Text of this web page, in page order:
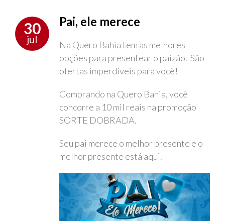
30
jul
Pai, ele merece
Na Quero Bahia tem as melhores
opções para presentear o paizão. São
ofertas imperdíveis para você!
Comprando na Quero Bahia, você
concorre a 10 mil reais na promoção
SORTE DOBRADA.
Seu pai merece o melhor presente e o
melhor presente está aqui.